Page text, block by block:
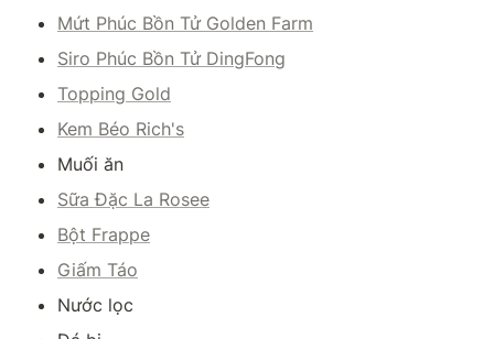
Mứt Phúc Bồn Tử Golden Farm
Siro Phúc Bồn Tử DingFong
Topping Gold
Kem Béo Rich's
Muối ăn
Sữa Đặc La Rosee
Bột Frappe
Giấm Táo
Nước lọc